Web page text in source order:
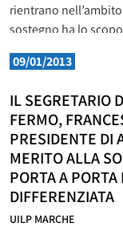
rientrano
sostegno ha lo scopo
09/01/2013
IL SEGRETARIO
FERMO,
PRESIDENTE DI
MERITO ALLA
PORTA A PORTA
DIFFERENZIATA
UILP MARCHE